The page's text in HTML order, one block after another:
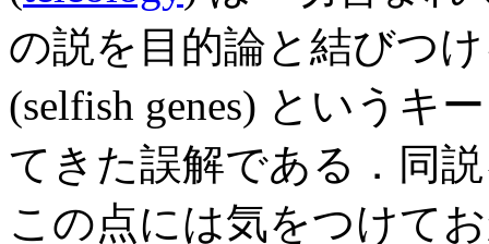
の説を目的論と結びつ
(selfish genes) というキ
てきた誤解である．同
この点には気をつけて